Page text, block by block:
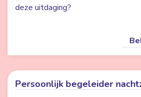
deze uitdaging?
Persoonlijk begeleider